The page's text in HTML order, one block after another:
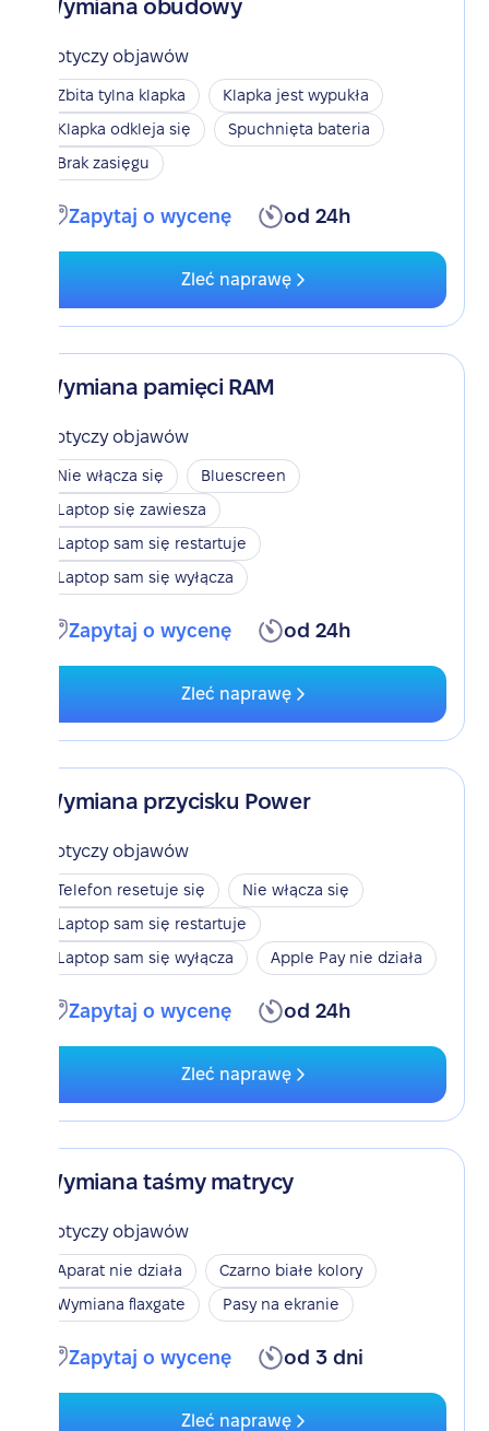
Wymiana obudowy
Dotyczy objawów
Zbita tylna klapka
Klapka jest wypukła
Klapka odkleja się
Spuchnięta bateria
Brak zasięgu
Zapytaj o wycenę od 24h
Zleć naprawę
Wymiana pamięci RAM
Dotyczy objawów
Nie włącza się
Bluescreen
Laptop się zawiesza
Laptop sam się restartuje
Laptop sam się wyłącza
Zapytaj o wycenę od 24h
Zleć naprawę
Wymiana przycisku Power
Dotyczy objawów
Telefon resetuje się
Nie włącza się
Laptop sam się restartuje
Laptop sam się wyłącza
Apple Pay nie działa
Zapytaj o wycenę od 24h
Zleć naprawę
Wymiana taśmy matrycy
Dotyczy objawów
Aparat nie działa
Czarno białe kolory
Wymiana flaxgate
Pasy na ekranie
Zapytaj o wycenę od 3 dni
Zleć naprawę